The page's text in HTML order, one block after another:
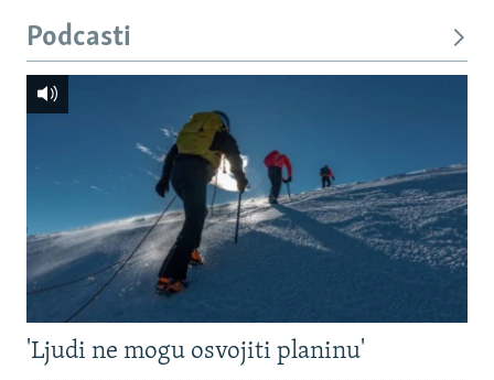
Podcasti
'Ljudi ne mogu osvojiti planinu'